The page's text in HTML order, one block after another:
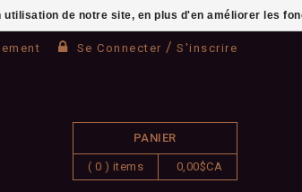
Se Connecter / S'inscrire
PANIER
( 0 ) items 0,00$CA
de notre site, en plus d'en améliorer les